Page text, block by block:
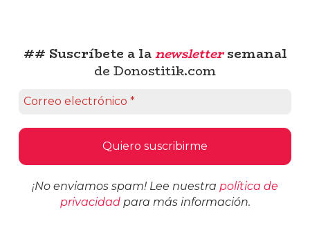
## Suscríbete a lanewslettersemanal
de Donostitik.com
¡No enviamos spam! Lee nuestra política de
privacidadpara más información.